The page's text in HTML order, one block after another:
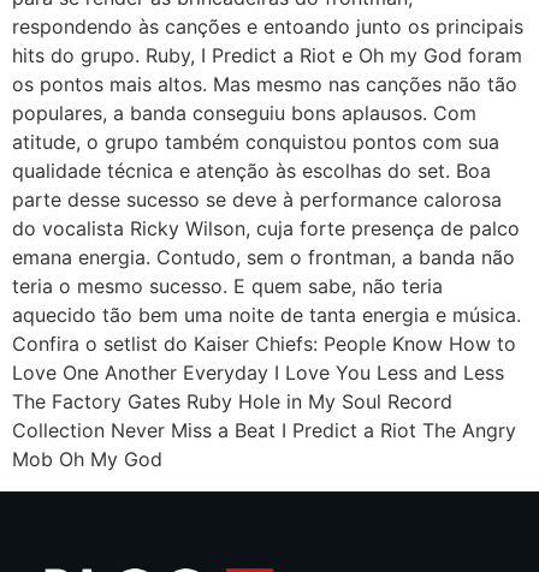
respondendo às canções e entoando junto os principais
hits do grupo. Ruby, I Predict a Riot e Oh my God foram
os pontos mais altos. Mas mesmo nas canções não tão
populares, a banda conseguiu bons aplausos. Com
atitude, o grupo também conquistou pontos com sua
qualidade técnica e atenção às escolhas do set. Boa
parte desse sucesso se deve à performance calorosa
do vocalista Ricky Wilson, cuja forte presença de palco
emana energia. Contudo, sem o frontman, a banda não
teria o mesmo sucesso. E quem sabe, não teria
aquecido tão bem uma noite de tanta energia e música.
Confira o setlist do Kaiser Chiefs: People Know How to
Love One Another Everyday I Love You Less and Less
The Factory Gates Ruby Hole in My Soul Record
Collection Never Miss a Beat I Predict a Riot The Angry
Mob Oh My God